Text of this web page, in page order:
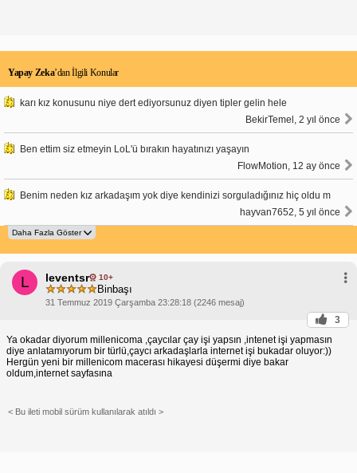
Yapay Zeka’dan İlgili Konular
karı kız konusunu niye dert ediyorsunuz diyen tipler gelin hele
BekirTemel, 2 yıl önce
Ben ettim siz etmeyin LoL'ü bırakın hayatınızı yaşayın
FlowMotion, 12 ay önce
Benim neden kız arkadaşım yok diye kendinizi sorguladığınız hiç oldu m
hayvan7652, 5 yıl önce
L leventsr 10+
Binbaşı
31 Temmuz 2019 Çarşamba 23:28:18 (2246 mesaj)
3
Ya okadar diyorum millenicoma ,çaycılar çay işi yapsın ,intenet işi yapmasın
diye anlatamıyorum bir türlü,çaycı arkadaşlarla internet işi bukadar oluyor:))
Hergün yeni bir millenicom macerası hikayesi düşermi diye bakar
oldum,internet sayfasına
< Bu ileti mobil sürüm kullanılarak atıldı >